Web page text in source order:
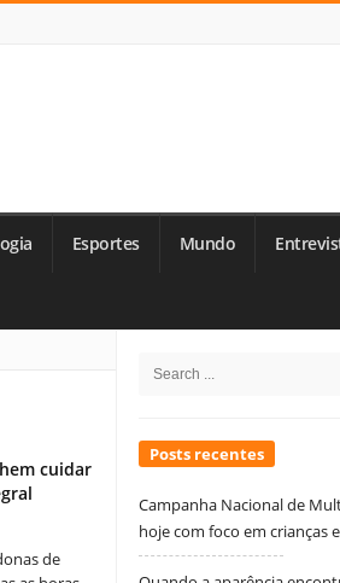
Esportes Mundo
cuidar
de
Sidebar
Search
Posts recentes
Campanha Nacional de
hoje com foco em crianças